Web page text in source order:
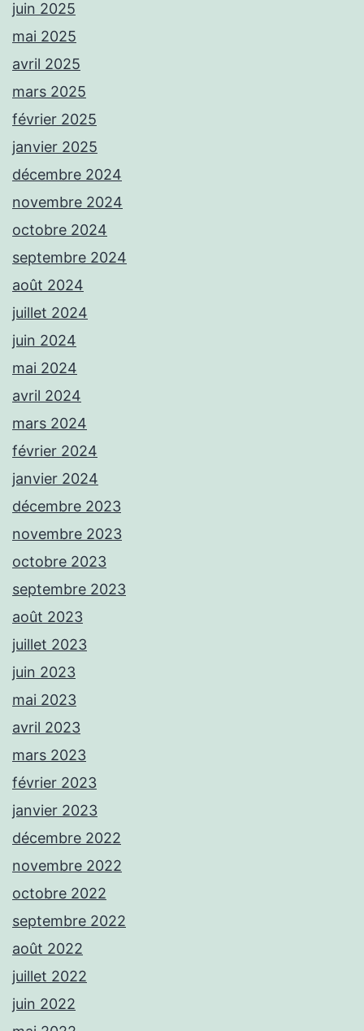
juin 2025
mai 2025
avril 2025
mars 2025
février 2025
janvier 2025
décembre 2024
novembre 2024
octobre 2024
septembre 2024
août 2024
juillet 2024
juin 2024
mai 2024
avril 2024
mars 2024
février 2024
janvier 2024
décembre 2023
novembre 2023
octobre 2023
septembre 2023
août 2023
juillet 2023
juin 2023
mai 2023
avril 2023
mars 2023
février 2023
janvier 2023
décembre 2022
novembre 2022
octobre 2022
septembre 2022
août 2022
juillet 2022
juin 2022